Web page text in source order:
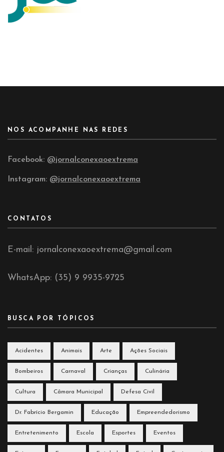
NOS ACOMPANHE NAS REDES
Facebook: @jornalconexaoextrema
Instagram: @jornalconexaoextrema
CONTATOS
E-mail: jornalconexaoextrema@gmail.com
WhatsApp: (35) 9 9935-9725
BUSCA POR TÓPICOS
Acidentes Animais Arte Ações Sociais
Bombeiros Carnaval Crianças Culinária
Cultura Câmara Municipal Defesa Civil
Dr. Fabrício Bergamin Educação Empreendedorismo
Entretenimento Escola Esportes Eventos